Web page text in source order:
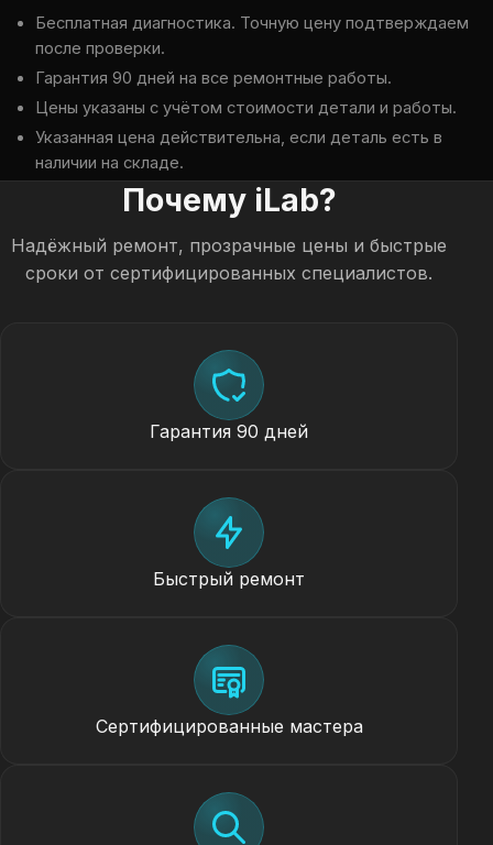
Бесплатная диагностика. Точную цену подтверждаем
после проверки.
Гарантия 90 дней на все ремонтные работы.
Цены указаны с учётом стоимости детали и работы.
Указанная цена действительна, если деталь есть в
наличии на складе.
Почему iLab?
Надёжный ремонт, прозрачные цены и быстрые
сроки от сертифицированных специалистов.
Гарантия 90 дней
Быстрый ремонт
Сертифицированные мастера